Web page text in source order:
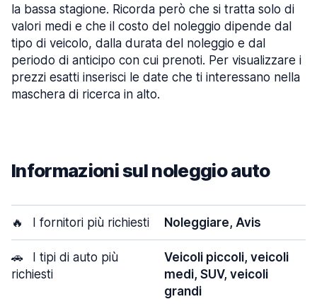
la bassa stagione. Ricorda però che si tratta solo di
valori medi e che il costo del noleggio dipende dal
tipo di veicolo, dalla durata del noleggio e dal
periodo di anticipo con cui prenoti. Per visualizzare i
prezzi esatti inserisci le date che ti interessano nella
maschera di ricerca in alto.
Informazioni sul noleggio auto
🔥 I fornitori più richiesti Noleggiare, Avis
🚗
I tipi di auto più
richiesti
Veicoli piccoli, veicoli
medi, SUV, veicoli
grandi